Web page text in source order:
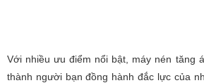
Với nhiều ưu điểm nổi bật, máy nén tăng
thành người bạn đồng hành đắc lực của